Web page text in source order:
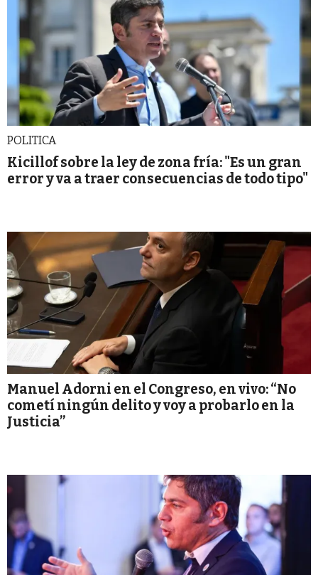
POLITICA
Kicillof sobre la ley de zona fría: "Es un gran
error y va a traer consecuencias de todo tipo"
Manuel Adorni en el Congreso, en vivo: “No
cometí ningún delito y voy a probarlo en la
Justicia”